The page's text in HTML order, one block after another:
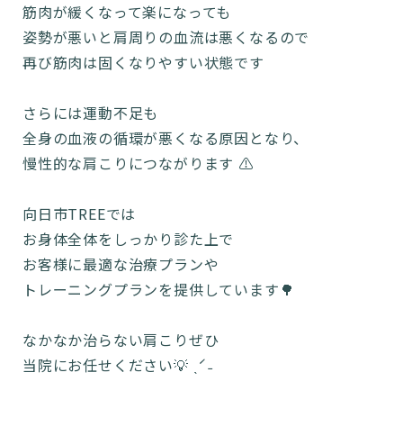
筋肉が緩くなって楽になっても
姿勢が悪いと肩周りの血流は悪くなるので
再び筋肉は固くなりやすい状態です
さらには運動不足も
全身の血液の循環が悪くなる原因となり、
慢性的な肩こりにつながります ⚠️
向日市TREEでは
お身体全体をしっかり診た上で
お客様に最適な治療プランや
トレーニングプランを提供しています🌳
なかなか治らない肩こりぜひ
当院にお任せください💡 ˎˊ˗